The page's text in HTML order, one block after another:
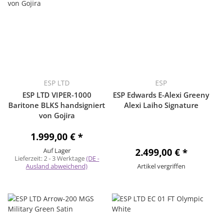
ESP LTD
ESP LTD VIPER-1000
Baritone BLKS handsigniert
von Gojira
1.999,00 €*
Auf Lager
Lieferzeit:2 - 3 Werktage(DE -
Ausland abweichend)
ESP
ESP Edwards E-Alexi Greeny
Alexi Laiho Signature
2.499,00 €*
Artikel vergriffen